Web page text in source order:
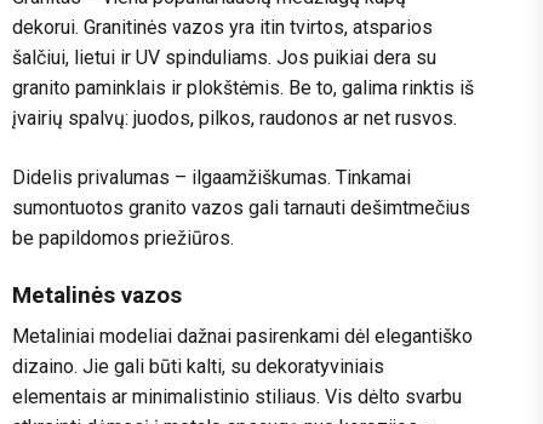
dekorui. Granitinės vazos yra itin tvirtos, atsparios
šalčiui, lietui ir UV spinduliams. Jos puikiai dera su
granito paminklais ir plokštėmis. Be to, galima rinktis iš
įvairių spalvų: juodos, pilkos, raudonos ar net rusvos.
Didelis privalumas – ilgaamžiškumas. Tinkamai
sumontuotos granito vazos gali tarnauti dešimtmečius
be papildomos priežiūros.
Metalinės vazos
Metaliniai modeliai dažnai pasirenkami dėl elegantiško
dizaino. Jie gali būti kalti, su dekoratyviniais
elementais ar minimalistinio stiliaus. Vis dėlto svarbu